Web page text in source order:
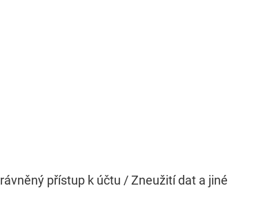
přístup k účtu / Zneužití dat a jiné